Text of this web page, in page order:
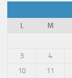
L
M
3
4
10
11